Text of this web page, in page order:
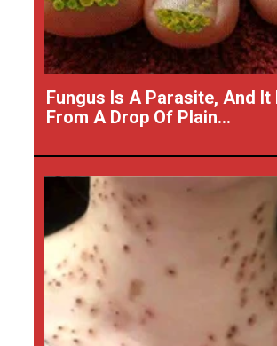
Fungus Is A Parasite, And It
From A Drop Of Plain...